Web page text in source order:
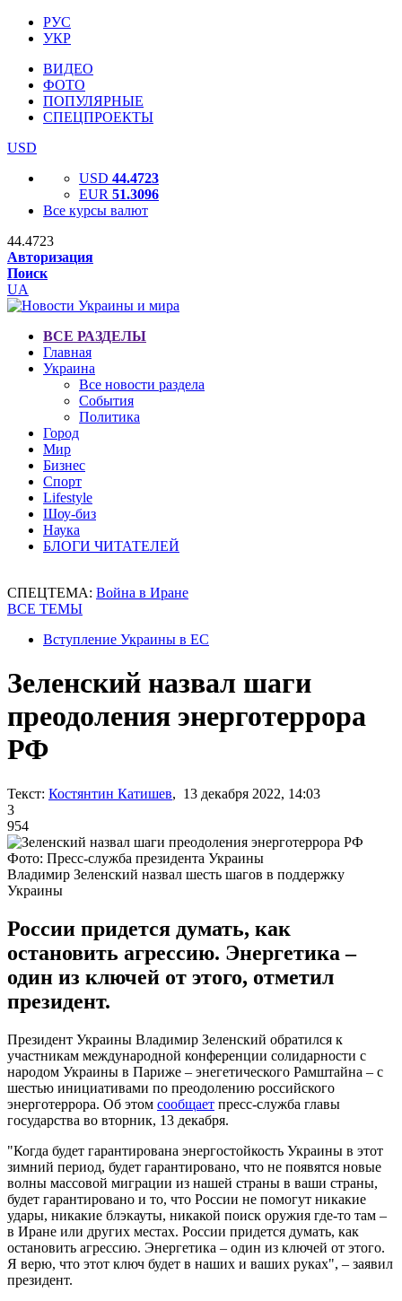
РУС
УКР
ВИДЕО
ФОТО
ПОПУЛЯРНЫЕ
СПЕЦПРОЕКТЫ
USD
USD 44.4723
EUR 51.3096
Все курсы валют
44.4723
Авторизация
Поиск
UA
ВСЕ РАЗДЕЛЫ
Главная
Украина
Все новости раздела
События
Политика
Город
Мир
Бизнес
Спорт
Lifestyle
Шоу-биз
Наука
БЛОГИ ЧИТАТЕЛЕЙ
СПЕЦТЕМА: Война в Иране
ВСЕ ТЕМЫ
Вступление Украины в ЕС
Зеленский назвал шаги
преодоления энерготеррора
РФ
Текст: Костянтин Катишев, 13 декабря 2022, 14:03
3
954
Фото: Пресс-служба президента Украины
Владимир Зеленский назвал шесть шагов в поддержку
Украины
России придется думать, как
остановить агрессию. Энергетика –
один из ключей от этого, отметил
президент.
Президент Украины Владимир Зеленский обратился к
участникам международной конференции солидарности с
народом Украины в Париже – энегетического Рамштайна – с
шестью инициативами по преодолению российского
энерготеррора. Об этом сообщает пресс-служба главы
государства во вторник, 13 декабря.
"Когда будет гарантирована энергостойкость Украины в этот
зимний период, будет гарантировано, что не появятся новые
волны массовой миграции из нашей страны в ваши страны,
будет гарантировано и то, что России не помогут никакие
удары, никакие блэкауты, никакой поиск оружия где-то там –
в Иране или других местах. России придется думать, как
остановить агрессию. Энергетика – один из ключей от этого.
Я верю, что этот ключ будет в наших и ваших руках", – заявил
президент.